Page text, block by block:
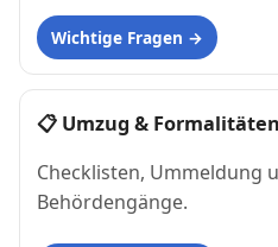
Wichtige Fragen
📋 Umzug & Formalitäten
Checklisten, Ummeldung
Behördengänge.